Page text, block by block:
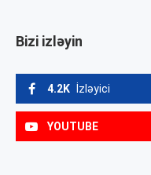
Bizi izləyin
4.2K İzləyici
YOUTUBE